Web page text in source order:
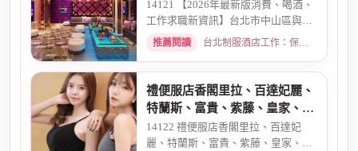
14121 【2026年最新版消費、喝酒、
工作求職新資訊】台北市中山區與東
區酒店老司機推薦舒壓會館、...
推薦閱讀 台北制服酒店工作：保障現領薪資與職缺總覽 · 2026-04-01
禮便服店香閣里拉、百達妃麗、
特蘭斯、富貴、紫藤、皇家、金
典酒店消費
14122 禮便服店香閣里拉、百達妃
麗、特蘭斯、富貴、紫藤、皇家、金